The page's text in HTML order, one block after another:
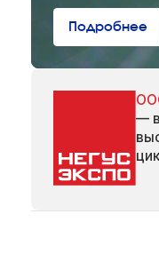
Подробнее
—